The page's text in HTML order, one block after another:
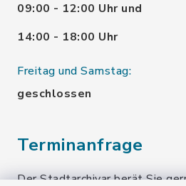
09:00 - 12:00 Uhr und
14:00 - 18:00 Uhr
Freitag und Samstag:
geschlossen
Terminanfrage
Der Stadtarchivar berät Sie